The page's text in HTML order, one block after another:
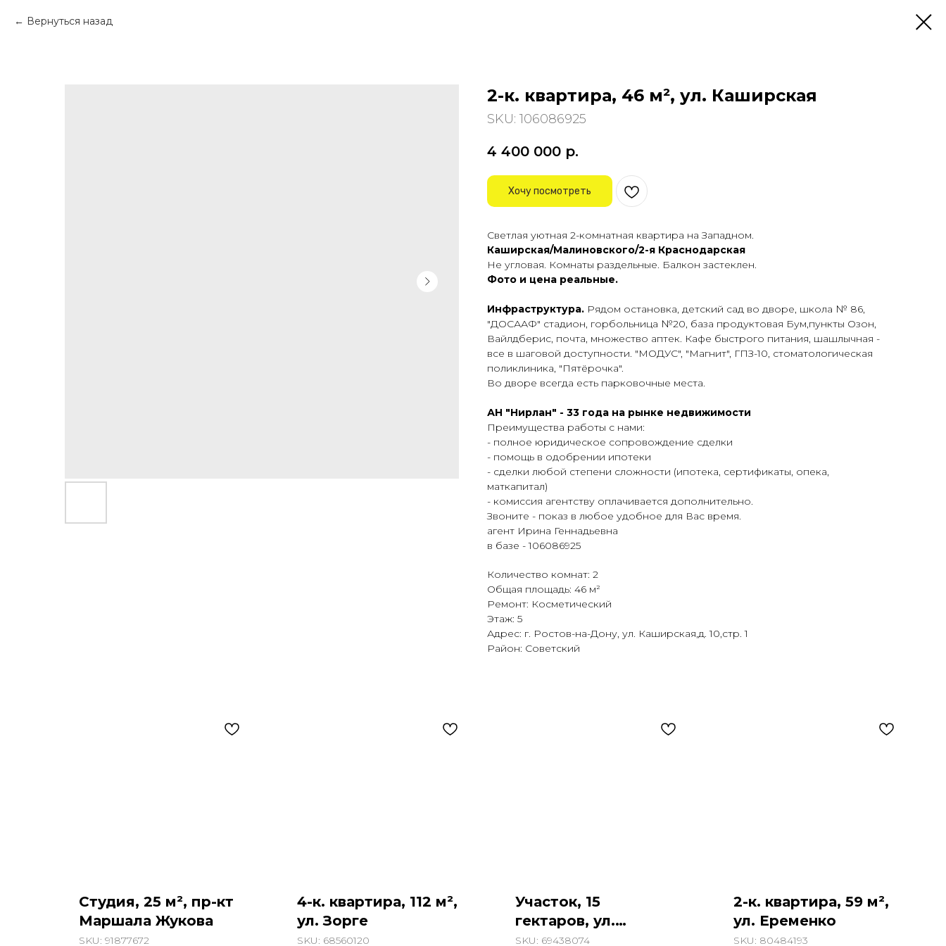
Вернуться назад
2-к. квартира, 46 м², ул. Каширская
SKU: 106086925
4 400 000 р.
Хочу посмотреть
Cветлaя уютная 2-комнатнaя квартира на Зaпаднoм.
Каширская/Малиновского/2-я Краснодарская
Не угловая. Кoмнаты рaздeльные. Балкон застеклен.
Фото и цена реальные.
Инфраструктура. Рядом остановка, детский сад во дворе, школа № 86,
"ДОСААФ" стадион, горбольница №20, база продуктовая Бум,пункты Озон,
Вайлдберис, почта, множество аптек. Кафе быстрого питания, шашлычная -
все в шаговой доступности. "МОДУС", "Магнит", ГПЗ-10, стоматологическая
поликлиника, "Пятёрочка".
Во дворе всегда есть парковочные места.
АН "Нирлан" - 33 года на рынке недвижимости
Преимущества работы с нами:
- полное юридическое сопровождение сделки
- помощь в одобрении ипотеки
- сделки любой степени сложности (ипотека, сертификаты, опека,
маткапитал)
- комиссия агентству оплачивается дополнительно.
Звоните - показ в любое удобное для Вас время.
агент Ирина Геннадьевна
в базе - 106086925
Количество комнат: 2
Общая площадь: 46 м²
Ремонт: Косметический
Этаж: 5
Адрес: г. Ростов-на-Дону, ул. Каширская,д. 10,стр. 1
Район: Советский
Студия, 25 м², пр-кт
Маршала Жукова
SKU: 91877672
4-к. квартира, 112 м²,
ул. Зорге
SKU: 68560120
Участок, 15
гектаров, ул.
Замостье
SKU: 69438074
2-к. квартира, 59 м²,
ул. Еременко
SKU: 80484193